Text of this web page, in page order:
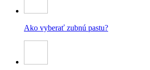
Ako vyberať zubnú pastu?